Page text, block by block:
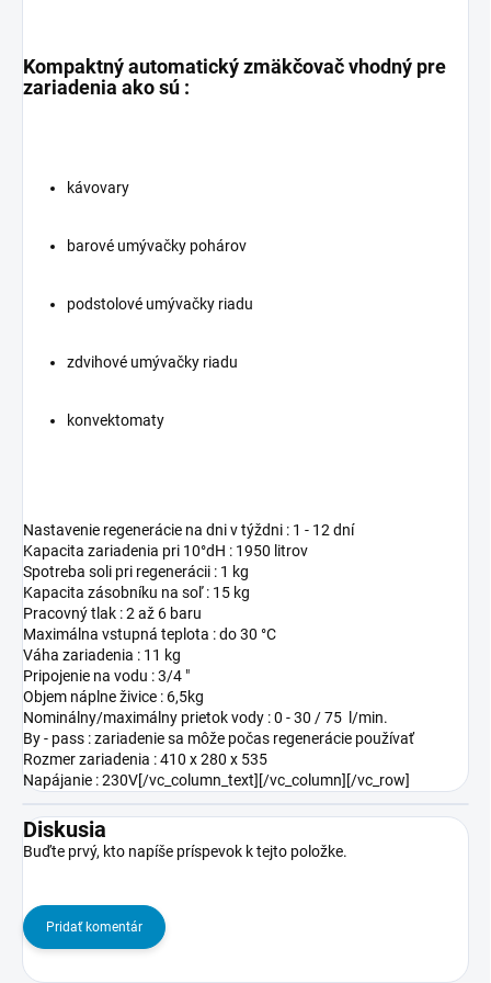
Kompaktný automatický zmäkčovač vhodný pre
zariadenia ako sú :
kávovary
barové umývačky pohárov
podstolové umývačky riadu
zdvihové umývačky riadu
konvektomaty
Nastavenie regenerácie na dni v týždni : 1 - 12 dní
Kapacita zariadenia pri 10°dH : 1950 litrov
Spotreba soli pri regenerácii : 1 kg
Kapacita zásobníku na soľ : 15 kg
Pracovný tlak : 2 až 6 baru
Maximálna vstupná teplota : do 30 °C
Váha zariadenia : 11 kg
Pripojenie na vodu : 3/4 "
Objem náplne živice : 6,5kg
Nominálny/maximálny prietok vody : 0 - 30 / 75 l/min.
By - pass : zariadenie sa môže počas regenerácie používať
Rozmer zariadenia : 410 x 280 x 535
Napájanie : 230V[/vc_column_text][/vc_column][/vc_row]
Diskusia
Buďte prvý, kto napíše príspevok k tejto položke.
Pridať komentár